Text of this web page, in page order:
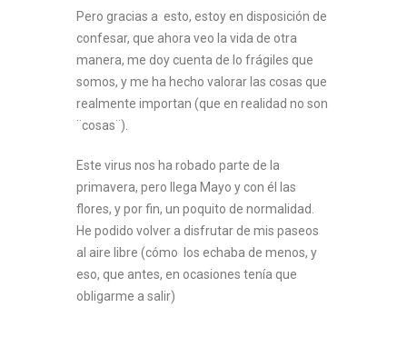
Pero gracias a esto, estoy en disposición de
confesar, que ahora veo la vida de otra
manera, me doy cuenta de lo frágiles que
somos, y me ha hecho valorar las cosas que
realmente importan (que en realidad no son
¨cosas¨).
Este virus nos ha robado parte de la
primavera, pero llega Mayo y con él las
flores, y por fin, un poquito de normalidad.
He podido volver a disfrutar de mis paseos
al aire libre (cómo los echaba de menos, y
eso, que antes, en ocasiones tenía que
obligarme a salir)